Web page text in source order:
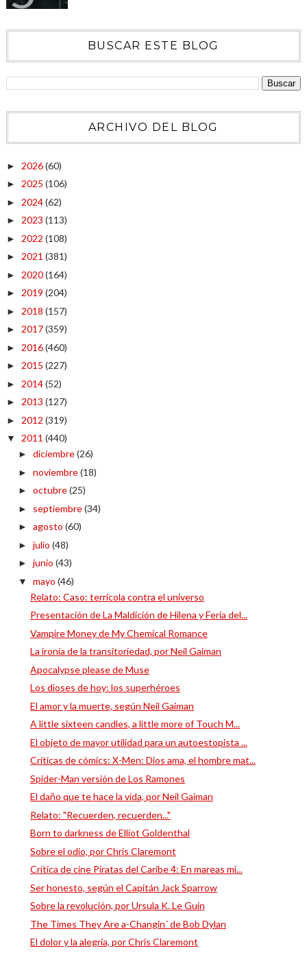
BUSCAR ESTE BLOG
ARCHIVO DEL BLOG
► 2026(60)
► 2025 (106)
► 2024(62)
► 2023 (113)
► 2022 (108)
► 2021 (381)
► 2020(164)
► 2019 (204)
► 2018 (157)
► 2017(359)
► 2016(460)
► 2015 (227)
► 2014(52)
► 2013 (127)
► 2012 (319)
▼ 2011 (440)
► diciembre(26)
► noviembre(18)
► octubre(25)
► septiembre(34)
► agosto (60)
► julio (48)
► junio (43)
▼ mayo (46)
Relato: Caso: terrícola contra el universo
Presentación de La Maldición de Hilena y Feria del...
Vampire Money de My Chemical Romance
La ironía de la transitoriedad, por Neil Gaiman
Apocalypse please de Muse
Los dioses de hoy: los superhéroes
El amor y la muerte, según Neil Gaiman
A little sixteen candles, a little more of Touch M...
El objeto de mayor utilidad para un autoestopista ...
Críticas de cómics: X-Men: Dios ama, el hombre mat...
Spider-Man versión de Los Ramones
El daño que te hace la vida, por Neil Gaiman
Relato: "Recuerden, recuerden..."
Born to darkness de Elliot Goldenthal
Sobre el odio, por Chris Claremont
Crítica de cine Piratas del Caribe 4: En mareas mi...
Ser honesto, según el Capitán Jack Sparrow
Sobre la revolución, por Ursula K. Le Guin
The Times They Are a-Changin´ de Bob Dylan
El dolor y la alegría, por Chris Claremont